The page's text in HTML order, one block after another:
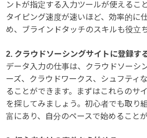
ントが指定する入力ツールが使えるこ
タイピング速度が速いほど、効率的に
め、ブラインドタッチのスキルも役立ち
2. クラウドソーシングサイトに登録す
データ入力の仕事は、クラウドソーシ
ーズ、クラウドワークス、シュフティ
ることができます。まずはこれらのサ
を探してみましょう。初心者でも取り
富にあり、自分のペースで始めることが